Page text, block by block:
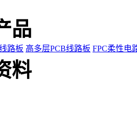
品
路板 高多层PCB线路板 FPC柔性电
料